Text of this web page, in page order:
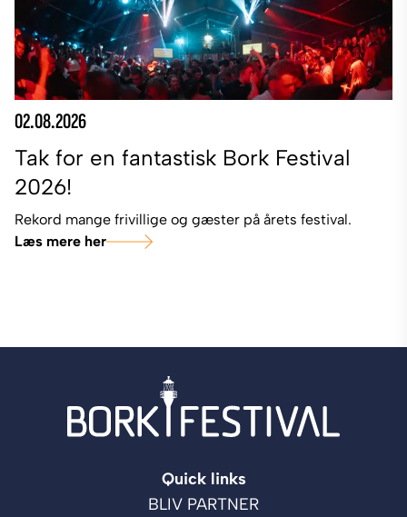
02.08.2026
Tak for en fantastisk Bork Festival
2026!
Rekord mange frivillige og gæster på årets festival.
Læs mere her
Quick links
BLIV PARTNER